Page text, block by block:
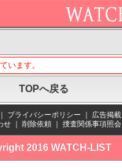
います。
TOPへ戻る
プライバシーポリシー
広告掲載
せ
削除依頼 捜査関係事項照会
2016 WATCH-LIST